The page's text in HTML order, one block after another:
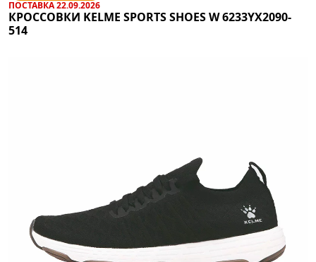
ПОСТАВКА 22.09.2026
КРОССОВКИ KELME SPORTS SHOES W 6233YX2090-
514